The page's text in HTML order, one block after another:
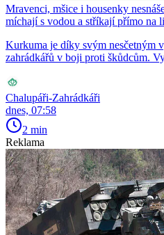
Mravenci, mšice i housenky
míchají s vodou a stříkají přímo na
Kurkuma je díky svým nesčetným
zahrádkářů v boji proti škůdcům.
Chalupáři-Zahrádkáři
dnes, 07:58
2 min
Reklama